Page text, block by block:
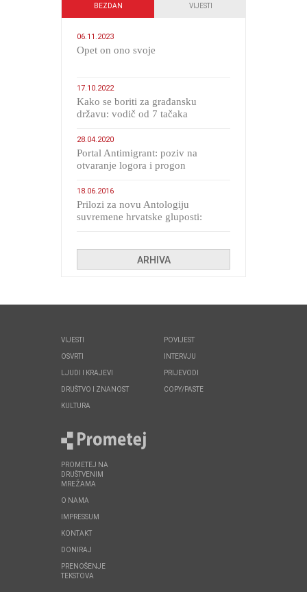
BEZDAN VIJESTI
06.11.2023
​Opet on ono svoje
17.10.2022
Kako se boriti za građansku
državu: vodič od 7 tačaka
28.04.2020
Portal Antimigrant: poziv na
otvaranje logora i progon
18.06.2016
Prilozi za novu Antologiju
suvremene hrvatske gluposti:
ARHIVA
VIJESTI
OSVRTI
LJUDI I KRAJEVI
DRUŠTVO I ZNANOST
KULTURA
POVIJEST
INTERVJU
PRIJEVODI
COPY/PASTE
PROMETEJ NA
DRUŠTVENIM
MREŽAMA
O NAMA
IMPRESSUM
KONTAKT
DONIRAJ
PRENOŠENJE
TEKSTOVA